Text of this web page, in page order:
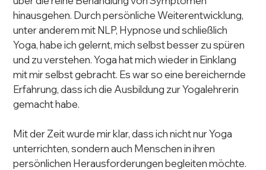
hinausgehen. Durch persönliche Weiterentwicklung,
unter anderem mit NLP, Hypnose und schließlich
Yoga, habe ich gelernt, mich selbst besser zu spüren
und zu verstehen. Yoga hat mich wieder in Einklang
mit mir selbst gebracht. Es war so eine bereichernde
Erfahrung, dass ich die Ausbildung zur Yogalehrerin
gemacht habe.
Mit der Zeit wurde mir klar, dass ich nicht nur Yoga
unterrichten, sondern auch Menschen in ihren
persönlichen Herausforderungen begleiten möchte.